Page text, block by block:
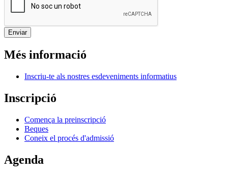
Més informació
Inscriu-te als nostres esdeveniments informatius
Inscripció
Comença la preinscripció
Beques
Coneix el procés d'admissió
Agenda